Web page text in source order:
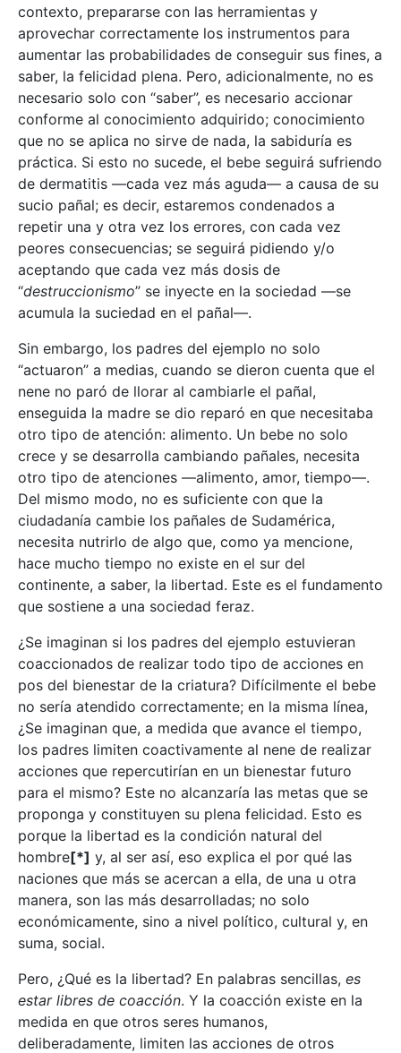
contexto, prepararse con las herramientas y
aprovechar correctamente los instrumentos para
aumentar las probabilidades de conseguir sus fines, a
saber, la felicidad plena. Pero, adicionalmente, no es
necesario solo con “saber”, es necesario accionar
conforme al conocimiento adquirido; conocimiento
que no se aplica no sirve de nada, la sabiduría es
práctica. Si esto no sucede, el bebe seguirá sufriendo
de dermatitis —cada vez más aguda— a causa de su
sucio pañal; es decir, estaremos condenados a
repetir una y otra vez los errores, con cada vez
peores consecuencias; se seguirá pidiendo y/o
aceptando que cada vez más dosis de
“destruccionismo” se inyecte en la sociedad —se
acumula la suciedad en el pañal—.
Sin embargo, los padres del ejemplo no solo
“actuaron” a medias, cuando se dieron cuenta que el
nene no paró de llorar al cambiarle el pañal,
enseguida la madre se dio reparó en que necesitaba
otro tipo de atención: alimento. Un bebe no solo
crece y se desarrolla cambiando pañales, necesita
otro tipo de atenciones —alimento, amor, tiempo—.
Del mismo modo, no es suficiente con que la
ciudadanía cambie los pañales de Sudamérica,
necesita nutrirlo de algo que, como ya mencione,
hace mucho tiempo no existe en el sur del
continente, a saber, la libertad. Este es el fundamento
que sostiene a una sociedad feraz.
¿Se imaginan si los padres del ejemplo estuvieran
coaccionados de realizar todo tipo de acciones en
pos del bienestar de la criatura? Difícilmente el bebe
no sería atendido correctamente; en la misma línea,
¿Se imaginan que, a medida que avance el tiempo,
los padres limiten coactivamente al nene de realizar
acciones que repercutirían en un bienestar futuro
para el mismo? Este no alcanzaría las metas que se
proponga y constituyen su plena felicidad. Esto es
porque la libertad es la condición natural del
hombre[*] y, al ser así, eso explica el por qué las
naciones que más se acercan a ella, de una u otra
manera, son las más desarrolladas; no solo
económicamente, sino a nivel político, cultural y, en
suma, social.
Pero, ¿Qué es la libertad? En palabras sencillas, es
estar libres de coacción. Y la coacción existe en la
medida en que otros seres humanos,
deliberadamente, limiten las acciones de otros